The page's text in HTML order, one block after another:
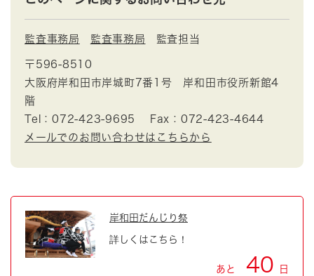
監査事務局 監査事務局 監査担当
〒596-8510
大阪府岸和田市岸城町7番1号 岸和田市役所新館4
階
Tel：072-423-9695
Fax：072-423-4644
メールでのお問い合わせはこちらから
岸和田だんじり祭
詳しくはこちら！
あと 40 日